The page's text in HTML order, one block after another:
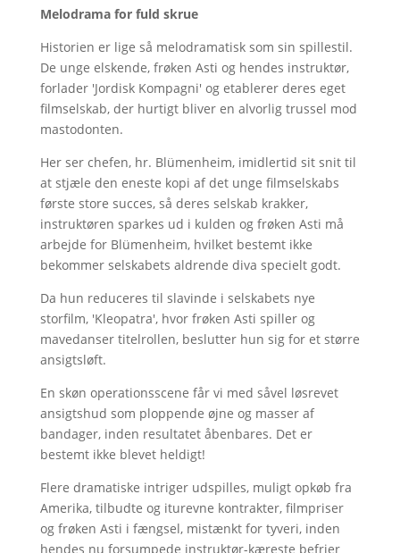
Melodrama for fuld skrue
Historien er lige så melodramatisk som sin spillestil.
De unge elskende, frøken Asti og hendes instruktør,
forlader 'Jordisk Kompagni' og etablerer deres eget
filmselskab, der hurtigt bliver en alvorlig trussel mod
mastodonten.
Her ser chefen, hr. Blümenheim, imidlertid sit snit til
at stjæle den eneste kopi af det unge filmselskabs
første store succes, så deres selskab krakker,
instruktøren sparkes ud i kulden og frøken Asti må
arbejde for Blümenheim, hvilket bestemt ikke
bekommer selskabets aldrende diva specielt godt.
Da hun reduceres til slavinde i selskabets nye
storfilm, 'Kleopatra', hvor frøken Asti spiller og
mavedanser titelrollen, beslutter hun sig for et større
ansigtsløft.
En skøn operationsscene får vi med såvel løsrevet
ansigtshud som ploppende øjne og masser af
bandager, inden resultatet åbenbares. Det er
bestemt ikke blevet heldigt!
Flere dramatiske intriger udspilles, muligt opkøb fra
Amerika, tilbudte og iturevne kontrakter, filmpriser
og frøken Asti i fængsel, mistænkt for tyveri, inden
hendes nu forsumpede instruktør-kæreste befrier